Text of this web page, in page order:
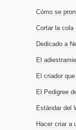
Cómo se
Cortar la cola
Dedicado a
El
El criador
El Pedigree
Estándar del
Hacer criar a